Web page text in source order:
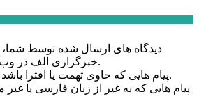
دیدگاه های ارسال شده توسط شما،
خبرگزاری الف در وب منتشر خواهد شد.
پیام هایی که حاوی تهمت یا افترا باشد منتشر نخواهد شد.
پیام هایی که به غیر از زبان فارسی یا غیر